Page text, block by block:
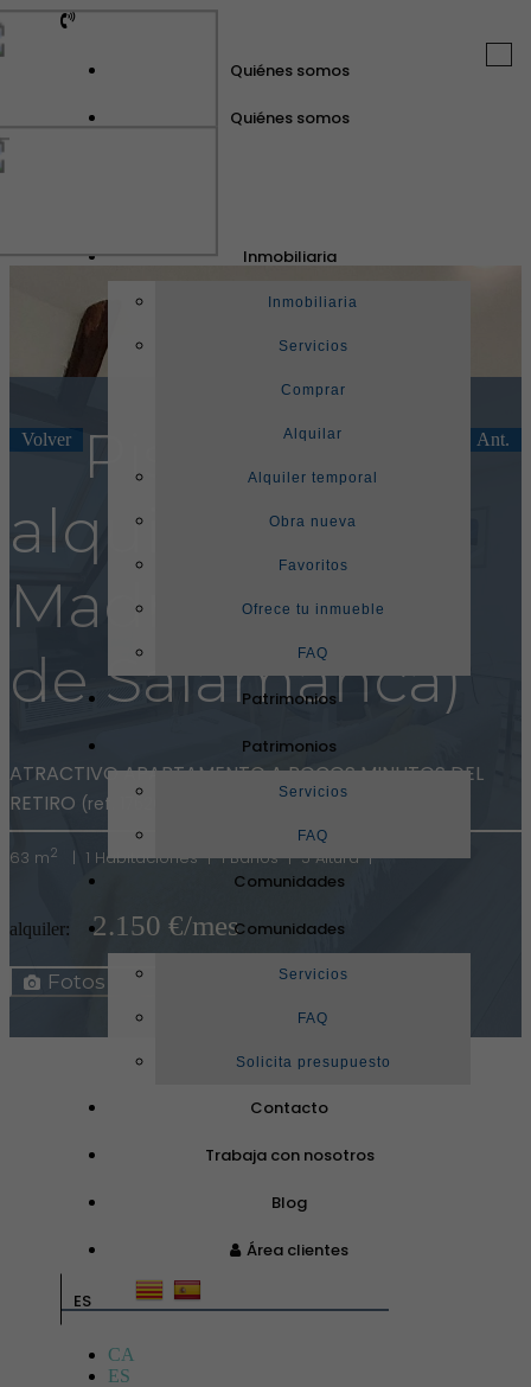
Quiénes somos
Quiénes somos
Inmobiliaria
Inmobiliaria
Servicios
Comprar
Alquilar
Alquiler temporal
Obra nueva
Favoritos
Ofrece tu inmueble
FAQ
Patrimonios
Patrimonios
Servicios
FAQ
Comunidades
Comunidades
Servicios
FAQ
Solicita presupuesto
Contacto
Trabaja con nosotros
Blog
Área clientes
ES
CA
ES
Volver Ant.
Piso en
alquiler en
Madrid (Barrio
de Salamanca)
ATRACTIVO APARTAMENTO A POCOS MINUTOS DEL
RETIRO (ref. 17626)
63 m2 | 1 Habitaciones | 1 Baños | 5 Altura |
alquiler: 2.150 €/mes
Fotos